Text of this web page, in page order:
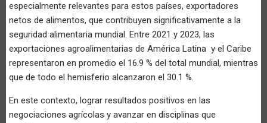
especialmente relevantes para estos países, exportadores
netos de alimentos, que contribuyen significativamente a la
seguridad alimentaria mundial. Entre 2021 y 2023, las
exportaciones agroalimentarias de América Latina y el Caribe
representaron en promedio el 16.9 % del total mundial, mientras
que de todo el hemisferio alcanzaron el 30.1 %.
En este contexto, lograr resultados positivos en las
negociaciones agrícolas y avanzar en disciplinas que